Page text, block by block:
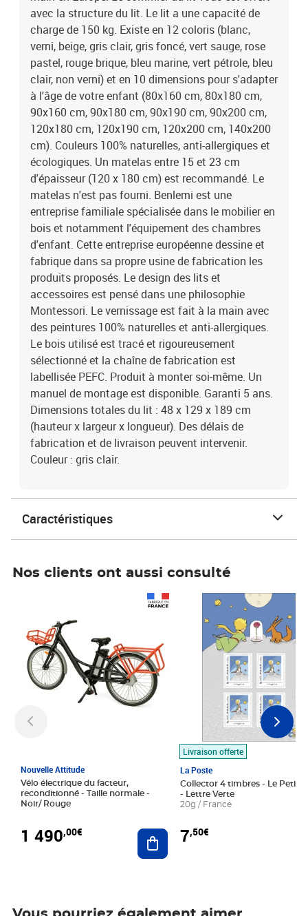
philosophie Montessori. Le vernissage est fait à la main avec des
peintures 100% naturelles et anti-allergiques. Le bois utilisé est
tracé et rigoureusement sélectionné et la chaîne de fabrication est
labellisée PEFC. Produit à monter soi-même. Un manuel de
montage est disponible. Garanti 5 ans. Dimensions totales du lit :
48 x 129 x 189 cm (hauteur x largeur x longueur). Des délais de
fabrication et de livraison peuvent intervenir. Couleur : gris clair.
avec la structure du lit. Le lit a une capacité de
charge de 150 kg. Existe en 12 coloris (blanc,
verni, beige, gris clair, gris foncé, vert sauge, rose
pastel, rouge brique, bleu marine, vert pétrole, bleu
clair, non verni) et en 10 dimensions pour s'adapter
à l'âge de votre enfant (80x160 cm, 80x180 cm,
90x160 cm, 90x180 cm, 90x190 cm, 90x200 cm,
120x180 cm, 120x190 cm, 120x200 cm, 140x200
cm). Couleurs 100% naturelles, anti-allergiques et
écologiques. Un matelas entre 15 et 23 cm
d'épaisseur (120 x 180 cm) est recommandé. Le
matelas n'est pas fourni. Benlemi est une
entreprise familiale spécialisée dans le mobilier en
bois et notamment l'équipement des chambres
d'enfant. Cette entreprise européenne dessine et
fabrique dans sa propre usine de fabrication les
produits proposés. Le design des lits et
accessoires est pensé dans une philosophie
Montessori. Le vernissage est fait à la main avec
des peintures 100% naturelles et anti-allergiques.
Le bois utilisé est tracé et rigoureusement
sélectionné et la chaîne de fabrication est
labellisée PEFC. Produit à monter soi-même. Un
manuel de montage est disponible. Garanti 5 ans.
Dimensions totales du lit : 48 x 129 x 189 cm
(hauteur x largeur x longueur). Des délais de
fabrication et de livraison peuvent intervenir.
Couleur : gris clair.
Caractéristiques
Nos clients ont aussi consulté
Nouvelle Attitude
Vélo électrique du facteur,
reconditionné - Taille normale -
Noir/ Rouge
1 490,00€ Ajouter au panier
Livraison offerte
La Poste
Collector 4 timbres - Le Petit
- Lettre Verte
20g / France
7,50€
Prix 7,50€